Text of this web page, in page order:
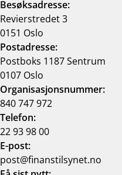
Besøksadresse:
Revierstredet 3
0151 Oslo
Postadresse:
Postboks 1187 Sentrum
0107 Oslo
Organisasjonsnummer:
840 747 972
Telefon:
22 93 98 00
E-post:
post@finanstilsynet.no